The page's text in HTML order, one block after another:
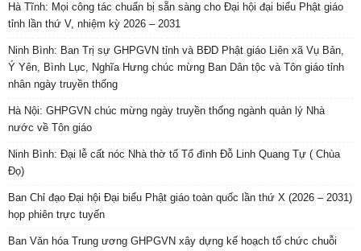
Hà Tĩnh: Mọi công tác chuẩn bị sẵn sàng cho Đại hội đại biểu Phật giáo
tỉnh lần thứ V, nhiệm kỳ 2026 – 2031
Ninh Bình: Ban Trị sự GHPGVN tỉnh và BĐD Phật giáo Liên xã Vụ Bản,
Ý Yên, Bình Lục, Nghĩa Hưng chúc mừng Ban Dân tộc và Tôn giáo tỉnh
nhân ngày truyền thống
Hà Nội: GHPGVN chúc mừng ngày truyền thống ngành quản lý Nhà
nước về Tôn giáo
Ninh Bình: Đại lễ cất nóc Nhà thờ tổ Tổ đình Đỗ Linh Quang Tự ( Chùa
Đọ)
Ban Chỉ đạo Đại hội Đại biểu Phật giáo toàn quốc lần thứ X (2026 – 2031)
họp phiên trực tuyến
Ban Văn hóa Trung ương GHPGVN xây dựng kế hoạch tổ chức chuỗi